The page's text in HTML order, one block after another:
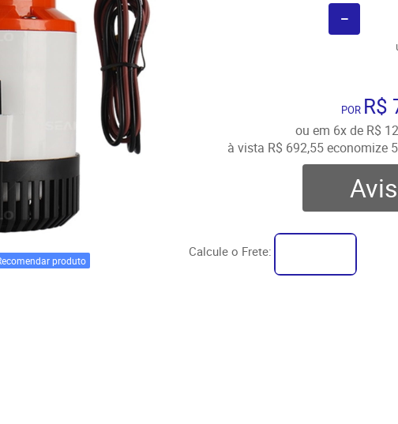
POR R$
ou em 6xde R$
à vista R$ 692,55economize
Calcule o Frete:
produto